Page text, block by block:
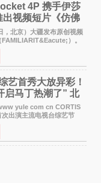
4P 携手伊莎
出视频短片《仿佛
北京）大疆发布原创视频
）。
影节最佳女演员伊莎贝尔·
）主演，全程使用大
艺首秀大放异彩！
启马丁热潮了” 北
中
com cn CORTIS
出演主流电视台综艺节
的魅力。 马丁出演了5日
Star》Fashion与Passion